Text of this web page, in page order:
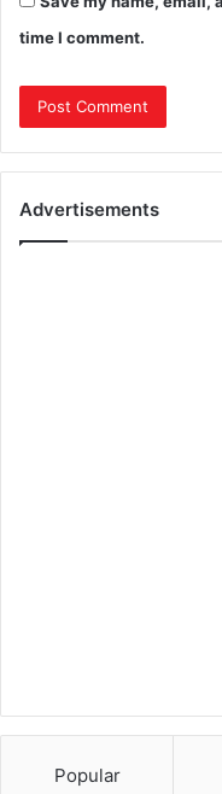
time I comment.
Advertisements
Popular